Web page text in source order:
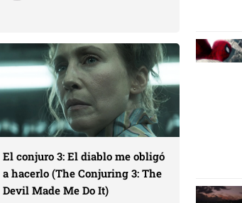
El conjuro 3: El diablo me obligó
a hacerlo (The Conjuring 3: The
Devil Made Me Do It)